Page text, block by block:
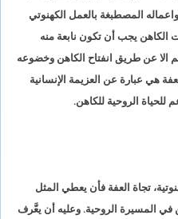
المصطبغة بالعمل الكهنوتي
يجب أن تكون نابعة منه
الا عن طريق انفتاح الكاهن وخضوعه
هي عبارة عن العزيمة الإنسانية
للحياة الروحية للكاهن.
تجاة العفة فأن يعطي المثل
في المسيرة الروحية. وعليه أن يعَّرف